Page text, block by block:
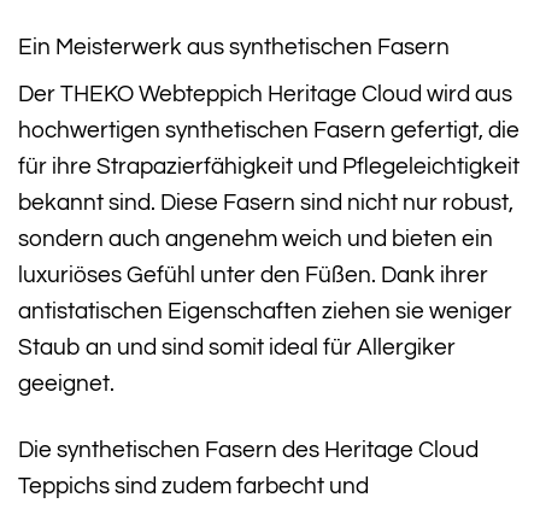
Ein Meisterwerk aus synthetischen Fasern
Der THEKO Webteppich Heritage Cloud wird aus
hochwertigen synthetischen Fasern gefertigt, die
für ihre Strapazierfähigkeit und Pflegeleichtigkeit
bekannt sind. Diese Fasern sind nicht nur robust,
sondern auch angenehm weich und bieten ein
luxuriöses Gefühl unter den Füßen. Dank ihrer
antistatischen Eigenschaften ziehen sie weniger
Staub an und sind somit ideal für Allergiker
geeignet.
Die synthetischen Fasern des Heritage Cloud
Teppichs sind zudem farbecht und